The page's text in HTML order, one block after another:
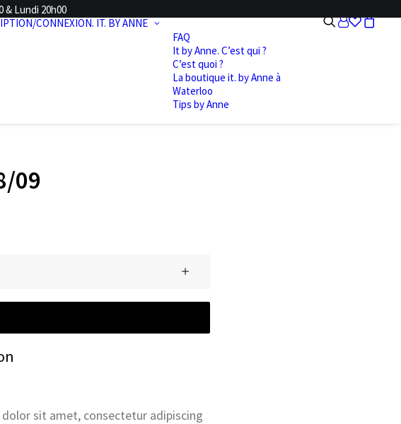
& Lundi 20h00
CONNEXION. IT. BY ANNE
FAQ
It by Anne. C’est qui ?
C’est quoi ?
La boutique it. by Anne à
Waterloo
Tips by Anne
09
sit amet, consectetur adipiscing